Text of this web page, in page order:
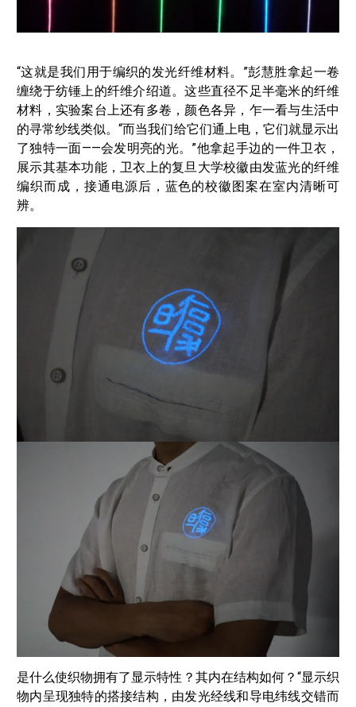
“这就是我们用于编织的发光纤维材料。”彭慧胜拿起一卷
缠绕于纺锤上的纤维介绍道。这些直径不足半毫米的纤维
材料，实验案台上还有多卷，颜色各异，乍一看与生活中
的寻常纱线类似。“而当我们给它们通上电，它们就显示出
了独特一面——会发明亮的光。”他拿起手边的一件卫衣，
展示其基本功能，卫衣上的复旦大学校徽由发蓝光的纤维
编织而成，接通电源后，蓝色的校徽图案在室内清晰可
辨。
是什么使织物拥有了显示特性？其内在结构如何？“显示织
物内呈现独特的搭接结构，由发光经线和导电纬线交错而